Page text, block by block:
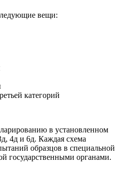
вещи:
категорий
в установленном
4д и 6д. Каждая схема
образцов в специальной
государственными органами.